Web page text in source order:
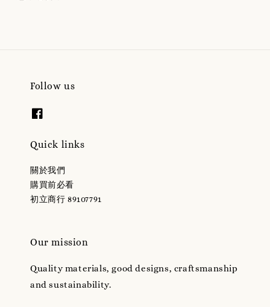
Follow us
Quick links
關於我們
購買前必看
初立商行 89107791
Our mission
Quality materials, good designs, craftsmanship
and sustainability.